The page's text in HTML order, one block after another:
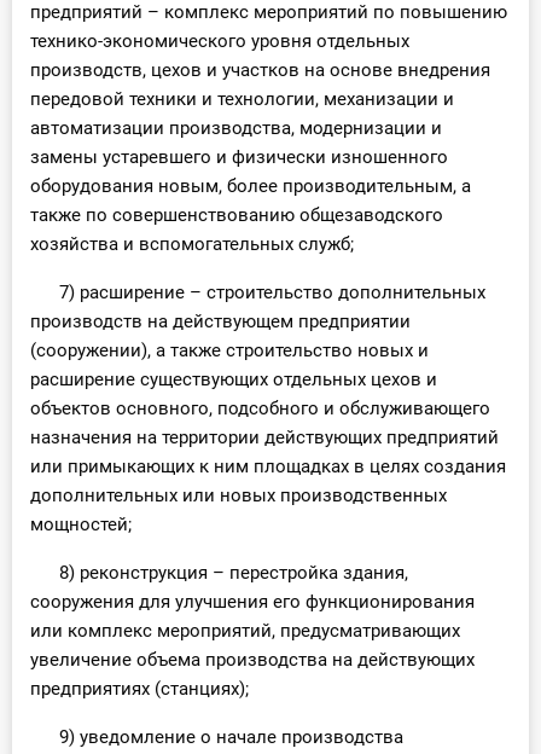
предприятий – комплекс мероприятий по повышению
технико-экономического уровня отдельных
производств, цехов и участков на основе внедрения
передовой техники и технологии, механизации и
автоматизации производства, модернизации и
замены устаревшего и физически изношенного
оборудования новым, более производительным, а
также по совершенствованию общезаводского
хозяйства и вспомогательных служб;
7) расширение – строительство дополнительных
производств на действующем предприятии
(сооружении), а также строительство новых и
расширение существующих отдельных цехов и
объектов основного, подсобного и обслуживающего
назначения на территории действующих предприятий
или примыкающих к ним площадках в целях создания
дополнительных или новых производственных
мощностей;
8) реконструкция – перестройка здания,
сооружения для улучшения его функционирования
или комплекс мероприятий, предусматривающих
увеличение объема производства на действующих
предприятиях (станциях);
9) уведомление о начале производства